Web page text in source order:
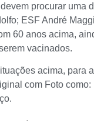
procurar uma
ESF André
60 anos acima,
vacinados.
acima, para
com Foto